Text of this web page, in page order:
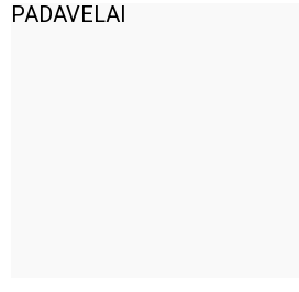
PADAVELAI